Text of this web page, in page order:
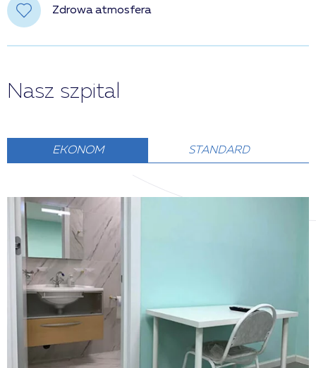
Zdrowa atmosfera
Nasz szpital
EKONOM STANDARD